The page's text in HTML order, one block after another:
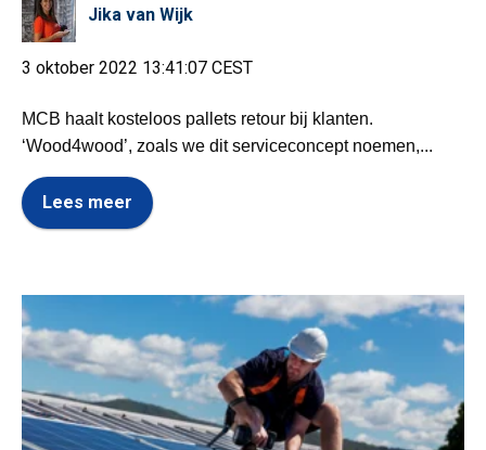
Jika van Wijk
3 oktober 2022 13:41:07 CEST
MCB haalt kosteloos pallets retour bij klanten.
‘Wood4wood’, zoals we dit serviceconcept noemen,...
Lees meer